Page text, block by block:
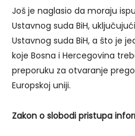
Još je naglasio da moraju
Ustavnog suda BiH,
Ustavnog suda BiH, a što je
koje Bosna i Hercegovina
preporuku za otvaranje
Europskoj uniji.
Zakon o slobodi pristupa